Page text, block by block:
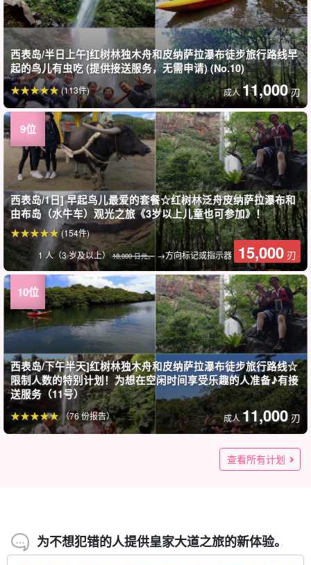
西表岛/半日上午]红树林独木舟和皮纳萨拉瀑布徒步旅行路线早
起的鸟儿有虫吃 (提供接送服务，无需申请) (No.10)
成人11,000 刃
(113件)
西表岛/1日] 早起鸟儿最爱的套餐☆红树林泛舟皮纳萨拉瀑布和
由布岛（水牛车）观光之旅《3岁以上儿童也可参加》！
1 人（3 岁及以上）18,000 日元。 →方向标记或指示器 15,000 刃
(154件)
西表岛/下午半天]红树林独木舟和皮纳萨拉瀑布徒步旅行路线☆
限制人数的特别计划！为想在空闲时间享受乐趣的人准备♪有接
送服务（11号）
成人11,000 刃
（76 份报告）
石垣岛旅游]世界自然遗产一日游★仲间川红树林游船&由布岛
14,900 刃
西表岛 / 1 天] 导游包车 ☆享受未开发的土地和绝佳的景色！瀑
布SUP/独木舟&奇迹岛 "巴拉苏岛 "浮潜之旅 ★免费拍照
旅行团有限折扣] 含西表岛⇆石垣岛船票★标准！西表岛红树林
西表岛/1天]包车向导☆征服人气三岛！红树林SUP/独木舟&巴
拉苏岛登陆&水牛车 "由布岛 "观光游★照片免费（No.160）
100,000 刃
西表岛 / 1天]包租向导☆观光和活动套餐！观光和红树林SUP或
100,000 刃
旅行团 限量折扣]西表岛⇆石垣岛渡轮船票★"汤布岛 "观光和西
表岛丛林SUP或独木舟旅行水牛车穿越★免费照片（No.546）
西表岛/2.5小时]包车向导☆世界遗产西表岛的最佳游览方式☆
独木舟红树林巡游★免费照片、接送（No.158）
70,000 刃
西表岛1日]红树林SUP/独木舟和 "奇迹之岛 "巴拉苏岛浮潜私人
100,000 刃
旅行团 限量折扣】西表岛⇆石垣岛船票附送★红树林SUP或独
木舟和 "奇迹岛 "巴拉苏岛浮潜之旅★免费照片(No.485)
旅行团打折】西表岛⇆石垣岛船票附送★秘境 "水越野瀑布"！
红树林独木舟/SUP和水牛车穿越 "由布岛 "观光之旅★免费照片
查看所有计划
为不想犯错的人提供皇家大道之旅的新体验。